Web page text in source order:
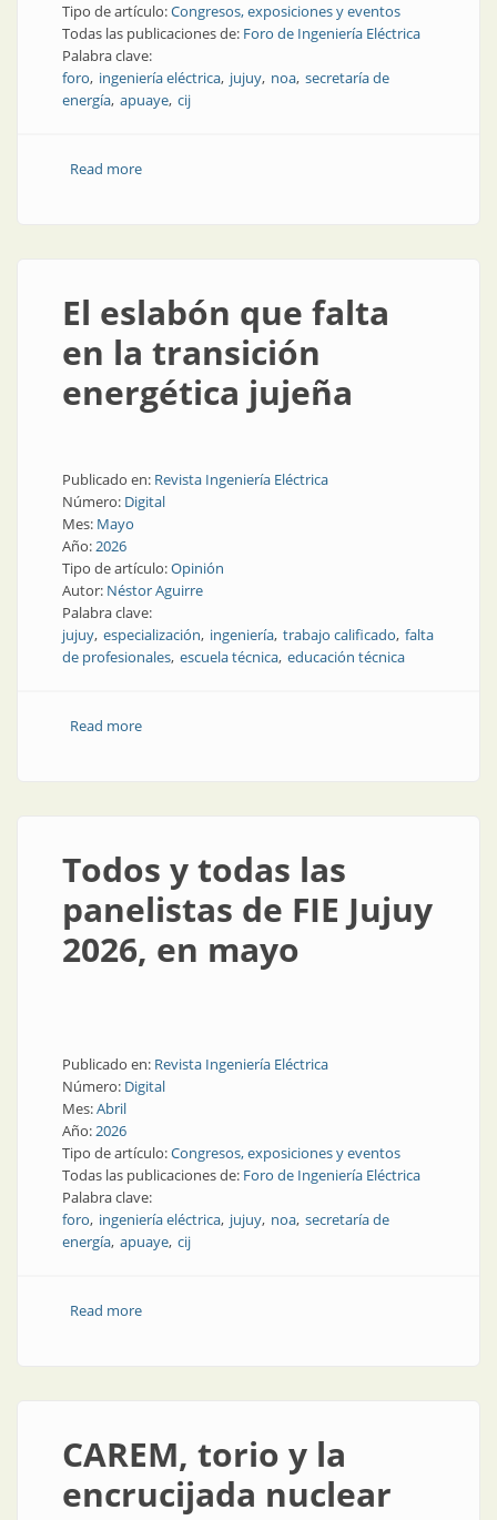
Tipo de artículo:Congresos, exposiciones y eventos
Todas las publicaciones de: Foro de Ingeniería Eléctrica
Palabra clave:
foro ingeniería eléctrica jujuy noa secretaría de
energía apuaye cij
Read moreabout ¡Ya empieza! 20 y 21 de mayo, foro en Jujuy
El eslabón que falta
en la transición
energética jujeña
Publicado en: Revista Ingeniería Eléctrica
Número: Digital
Mes: Mayo
Año:2026
Tipo de artículo:Opinión
Autor: Néstor Aguirre
Palabra clave:
jujuy especialización ingeniería trabajo calificado falta
de profesionales escuela técnica educación técnica
Read moreabout El eslabón que falta en la transición energética
Todos y todas las
panelistas de FIE Jujuy
2026, en mayo
Publicado en: Revista Ingeniería Eléctrica
Número: Digital
Mes:Abril
Año:2026
Tipo de artículo:Congresos, exposiciones y eventos
Todas las publicaciones de: Foro de Ingeniería Eléctrica
Palabra clave:
foro ingeniería eléctrica jujuy noa secretaría de
energía apuaye cij
Read moreabout Todos y todas las panelistas de FIE Jujuy 2026,
CAREM, torio y la
encrucijada nuclear